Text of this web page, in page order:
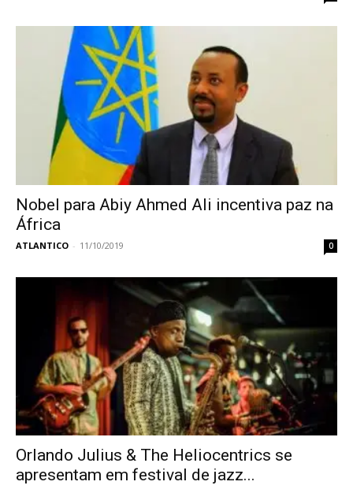
Nobel para Abiy Ahmed Ali incentiva paz na
África
ATLANTICO - 11/10/2019 0
Orlando Julius & The Heliocentrics se
apresentam em festival de jazz...